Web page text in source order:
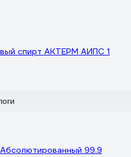
спирт АКТЕРМ АИПС 1